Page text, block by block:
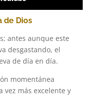
de Dios
antes aunque este
desgastando, el
de día en día.
momentánea
vez más excelente y